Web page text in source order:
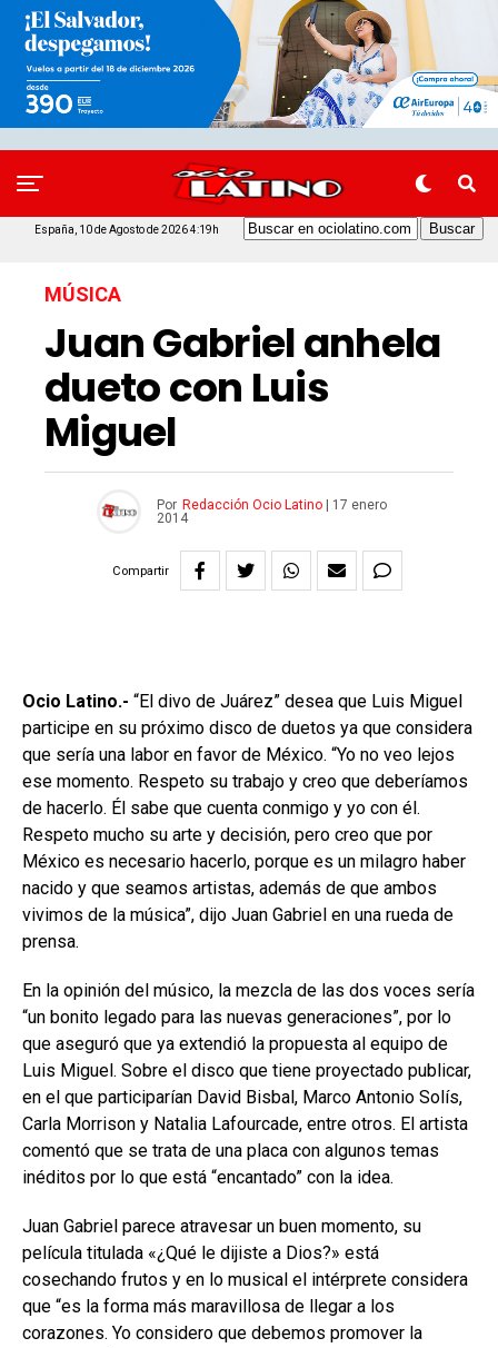
España, 10 de Agosto de 2026 4:19h
MÚSICA
Juan Gabriel anhela
dueto con Luis
Miguel
Por Redacción Ocio Latino
17 enero
2014
Compartir
Ocio Latino.- “El divo de Juárez” desea que Luis Miguel
participe en su próximo disco de duetos ya que considera
que sería una labor en favor de México. “Yo no veo lejos
ese momento. Respeto su trabajo y creo que deberíamos
de hacerlo. Él sabe que cuenta conmigo y yo con él.
Respeto mucho su arte y decisión, pero creo que por
México es necesario hacerlo, porque es un milagro haber
nacido y que seamos artistas, además de que ambos
vivimos de la música”, dijo Juan Gabriel en una rueda de
prensa.
En la opinión del músico, la mezcla de las dos voces sería
“un bonito legado para las nuevas generaciones”, por lo
que aseguró que ya extendió la propuesta al equipo de
Luis Miguel. Sobre el disco que tiene proyectado publicar,
en el que participarían David Bisbal, Marco Antonio Solís,
Carla Morrison y Natalia Lafourcade, entre otros. El artista
comentó que se trata de una placa con algunos temas
inéditos por lo que está “encantado” con la idea.
Juan Gabriel parece atravesar un buen momento, su
película titulada «¿Qué le dijiste a Dios?» está
cosechando frutos y en lo musical el intérprete considera
que “es la forma más maravillosa de llegar a los
corazones. Yo considero que debemos promover la